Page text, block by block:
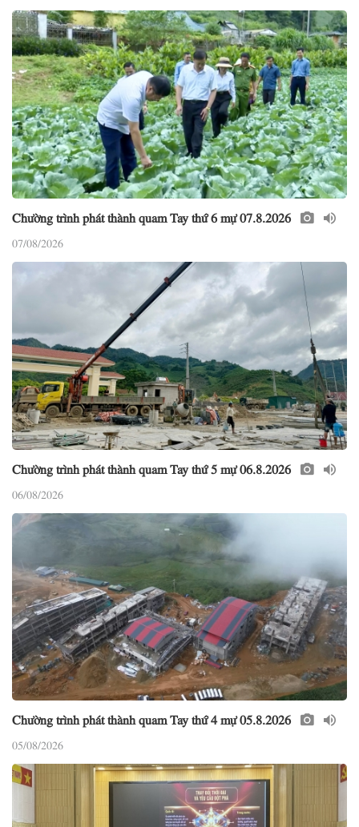
Chường trình phát thành quam Tay thứ 6 mự 07.8.2026
07/08/2026
Chường trình phát thành quam Tay thứ 5 mự 06.8.2026
06/08/2026
Chường trình phát thành quam Tay thứ 4 mự 05.8.2026
05/08/2026